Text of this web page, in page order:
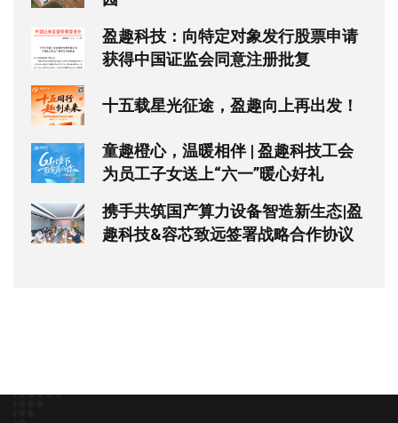
盈趣科技：向特定对象发行股票申请
获得中国证监会同意注册批复
十五载星光征途，盈趣向上再出发！
童趣橙心，温暖相伴 | 盈趣科技工会
为员工子女送上“六一”暖心好礼
携手共筑国产算力设备智造新生态|盈
趣科技&容芯致远签署战略合作协议